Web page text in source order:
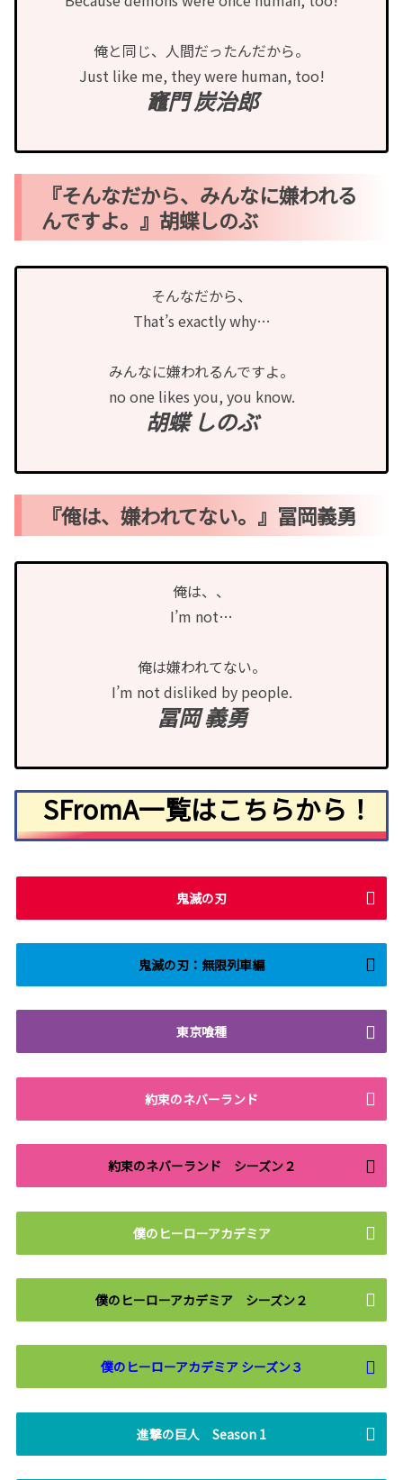
俺と同じ、人間だったんだから。
Just like me, they were human, too!
竈門 炭治郎
『そんなだから、みんなに嫌われる
んですよ。』胡蝶しのぶ
そんなだから、
That’s exactly why…
みんなに嫌われるんですよ。
no one likes you, you know.
胡蝶 しのぶ
『俺は、嫌われてない。』冨岡義勇
俺は、、
I’m not…
俺は嫌われてない。
I’m not disliked by people.
冨岡 義勇
SFromA一覧はこちらから！
鬼滅の刃
鬼滅の刃：無限列車編
東京喰種
約束のネバーランド
約束のネバーランド シーズン２
僕のヒーローアカデミア
僕のヒーローアカデミア シーズン２
僕のヒーローアカデミア シーズン３
進撃の巨人 Season 1